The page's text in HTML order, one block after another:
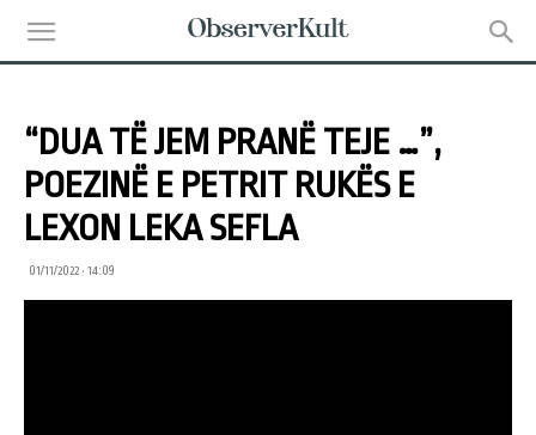
“DUA TË JEM PRANË TEJE …”,
POEZINË E PETRIT RUKËS E
LEXON LEKA SEFLA
01/11/2022 • 14:09